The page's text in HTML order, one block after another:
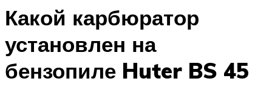
Какой карбюратор
установлен на
бензопиле Huter BS 45